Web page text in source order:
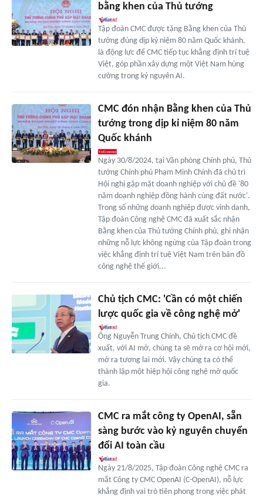
bằng khen của Thủ tướng
Tập đoàn CMC được tặng Bằng khen của Thủ
tướng đúng dịp kỷ niệm 80 năm Quốc khánh,
là động lực để CMC tiếp tục khẳng định trí tuệ
Việt, góp phần xây dựng một Việt Nam hùng
cường trong kỷ nguyên AI.
CMC đón nhận Bằng khen của Thủ
tướng trong dịp kỉ niệm 80 năm
Quốc khánh
Ngày 30/8/2024, tại Văn phòng Chính phủ, Thủ
tướng Chính phủ Phạm Minh Chính đã chủ trì
Hội nghị gặp mặt doanh nghiệp với chủ đề '80
năm doanh nghiệp đồng hành cùng đất nước'.
Trong số những doanh nghiệp được vinh danh,
Tập đoàn Công nghệ CMC đã xuất sắc nhận
Bằng khen của Thủ tướng Chính phủ, ghi nhận
những nỗ lực không ngừng của Tập đoàn trong
việc khẳng định trí tuệ Việt Nam trên bản đồ
công nghệ thế giới...
Chủ tịch CMC: 'Cần có một chiến
lược quốc gia về công nghệ mở'
Ông Nguyễn Trung Chính, Chủ tịch CMC đề
xuất, với AI mở, chúng ta sẽ mở ra cơ hội mới,
mở ra tương lai mới. Vậy chúng ta có thể
thành lập một hiệp hội công nghệ mở quốc
gia.
CMC ra mắt công ty OpenAI, sẵn
sàng bước vào kỷ nguyên chuyển
đổi AI toàn cầu
Ngày 21/8/2025, Tập đoàn Công nghệ CMC ra
mắt Công ty CMC OpenAI (C-OpenAI), nỗ lực
khẳng định vai trò tiên phong trong việc phát